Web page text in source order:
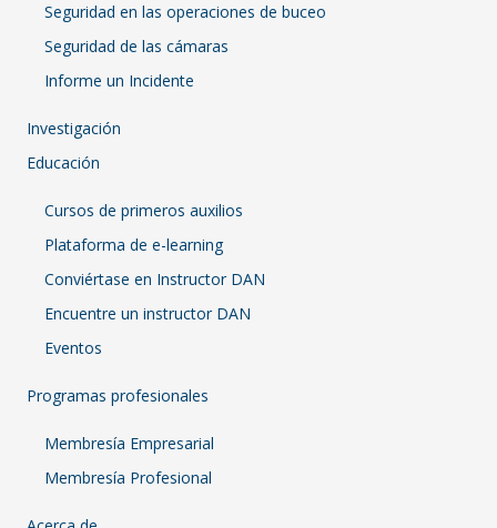
Seguridad en las operaciones de buceo
Seguridad de las cámaras
Informe un Incidente
Investigación
Educación
Cursos de primeros auxilios
Plataforma de e-learning
Conviértase en Instructor DAN
Encuentre un instructor DAN
Eventos
Programas profesionales
Membresía Empresarial
Membresía Profesional